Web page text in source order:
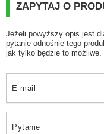
ZAPYTAJ O
Jeżeli powyższy opis jest
pytanie odnośnie tego
jak tylko będzie to możliwe.
E-mail
Pytanie